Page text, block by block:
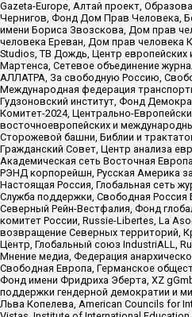
Gazeta-Europe, Алтай проект,
Чернигов, Фонд Дом Прав Человека,
имени Бориса Звозскова, Дом прав
человека Ереван, Дом прав человека
Studios, ТВ Дождь, Центр
Мартенса, Сетевое объединение
АЛЛАТРА, За свободную Россию,
Международная федерация
Гудзоновский институт, Фонд
Комитет-2024, Центрально-
восточноевропейских и
Сторожевой башни, Библии и
Гражданский Совет, Центр анализа
Академическая сеть Восточная
РЭНД корпорейшн, Русская Америка
Настоящая Россия, Глобальная сеть
Служба поддержки, Свободная Россия
Северный Рейн-Вестфалия, Фонд
комитет России, Russie-Libertes, La
возвращение Северных территорий,
Центр, Глобальный союз IndustriALL,
Мнение медиа, Федерация
Свободная Европа, Германское
Фонд имени Фридриха Эберта, XZ
поддержки гендерной демократии и
Льва Копелева, American Councils for